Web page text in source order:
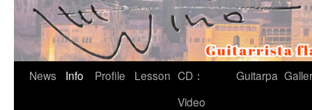
News Info Profile Lesson CD：
Video
Guitarpa